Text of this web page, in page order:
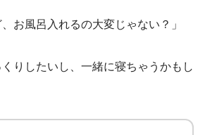
お風呂入れるの大変じゃない？」
くりしたいし、一緒に寝ちゃうかもし